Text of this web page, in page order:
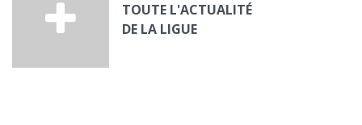
TOUTE L'ACTUALITÉ
DE LA LIGUE